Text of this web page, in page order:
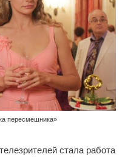
пересмешника»
стала работа